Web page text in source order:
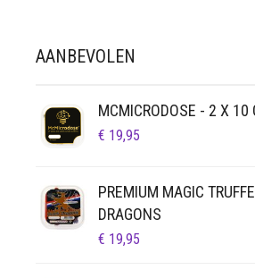
AANBEVOLEN
MCMICRODOSE - 2 X 10
€ 19,95
PREMIUM MAGIC
DRAGONS
€ 19,95